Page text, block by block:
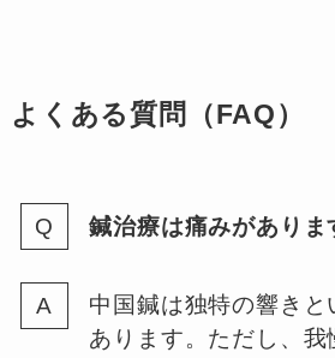
よくある質問（FAQ）
鍼治療は痛みがありま
中国鍼は独特の響きと
あります。ただし、我